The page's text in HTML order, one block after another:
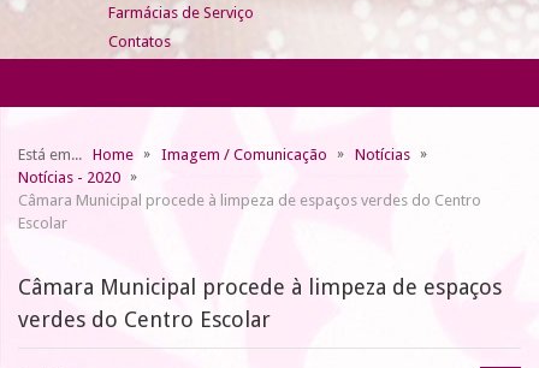
Farmácias de Serviço
Contatos
Está em... Home Imagem / Comunicação
Notícias
Notícias - 2020
Câmara Municipal procede à limpeza de espaços verdes do Centro
Escolar
Câmara Municipal procede à limpeza de espaços
verdes do Centro Escolar